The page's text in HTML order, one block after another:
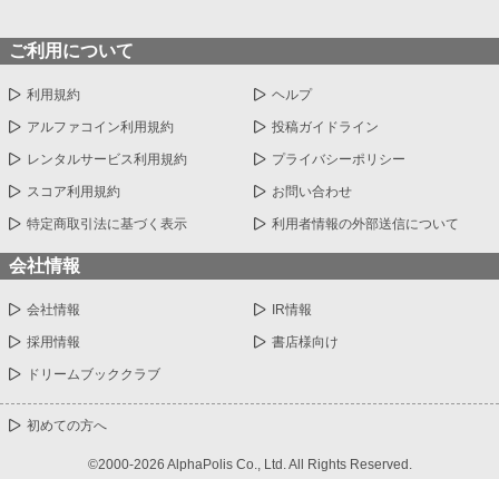
ご利用について
利用規約 ヘルプ
アルファコイン利用規約 投稿ガイドライン
レンタルサービス利用規約 プライバシーポリシー
スコア利用規約 お問い合わせ
特定商取引法に基づく表示 利用者情報の外部送信について
会社情報
会社情報 IR情報
採用情報 書店様向け
ドリームブッククラブ
初めての方へ
©2000-2026 AlphaPolis Co., Ltd. All Rights Reserved.